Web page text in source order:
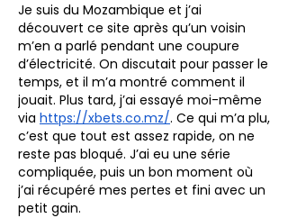
Je suis du Mozambique et j’ai
découvert ce site après qu’un voisin
m’en a parlé pendant une coupure
d’électricité. On discutait pour passer le
temps, et il m’a montré comment il
jouait. Plus tard, j’ai essayé moi-même
via https://xbets.co.mz/. Ce qui m’a plu,
c’est que tout est assez rapide, on ne
reste pas bloqué. J’ai eu une série
compliquée, puis un bon moment où
j’ai récupéré mes pertes et fini avec un
petit gain.